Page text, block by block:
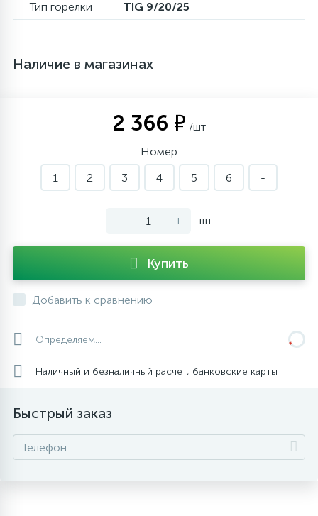
Тип горелки TIG 9/20/25
Наличие в магазинах
2 366 ₽ /шт
Номер
1
2 3 4 5 6 -
- + шт
Купить
Добавить к сравнению
Определяем...
Наличный и безналичный расчет, банковские карты
Быстрый заказ